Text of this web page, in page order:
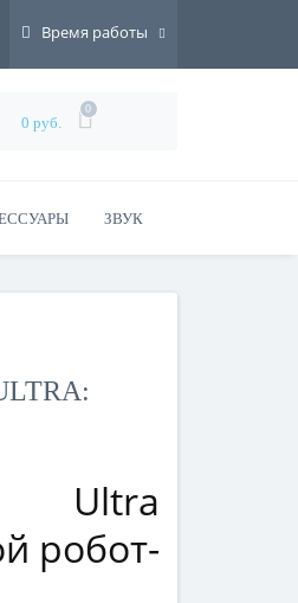
Время работы
0 руб.
0
ЗВУК
Ultra
робот-